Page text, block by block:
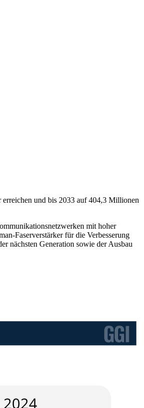
und bis 2033 auf 404,3 Millionen
mit hoher
Faserverstärker für die Verbesserung
nächsten Generation sowie der Ausbau